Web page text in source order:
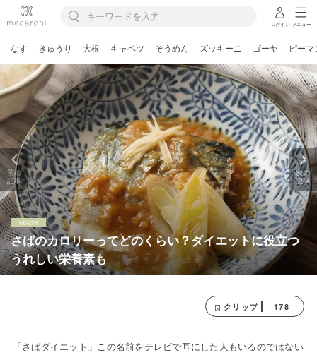
ログイン メニュー
なす きゅうり 大根 キャベツ そうめん ズッキーニ ゴーヤ ピーマ
さばのカロリーってどのくらい？ダイエットに役立つ
うれしい栄養素も
前の
記事
次の
記事
クリップ 178
「さばダイエット」この名前をテレビで耳にした人もいるのではない